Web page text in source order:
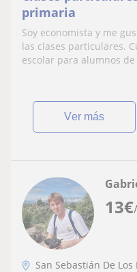
primaria
Soy economista y me
las clases particulares.
escolar para alumnos
ver más
13€
San Sebastián De Los